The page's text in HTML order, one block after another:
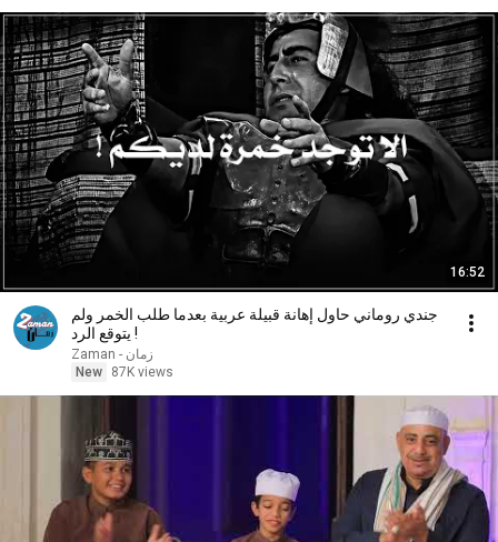
16:52
جندي روماني حاول إهانة قبيلة عربية بعدما طلب الخمر ولم
يتوقع الرد !
Zaman - زمان
New
87K views